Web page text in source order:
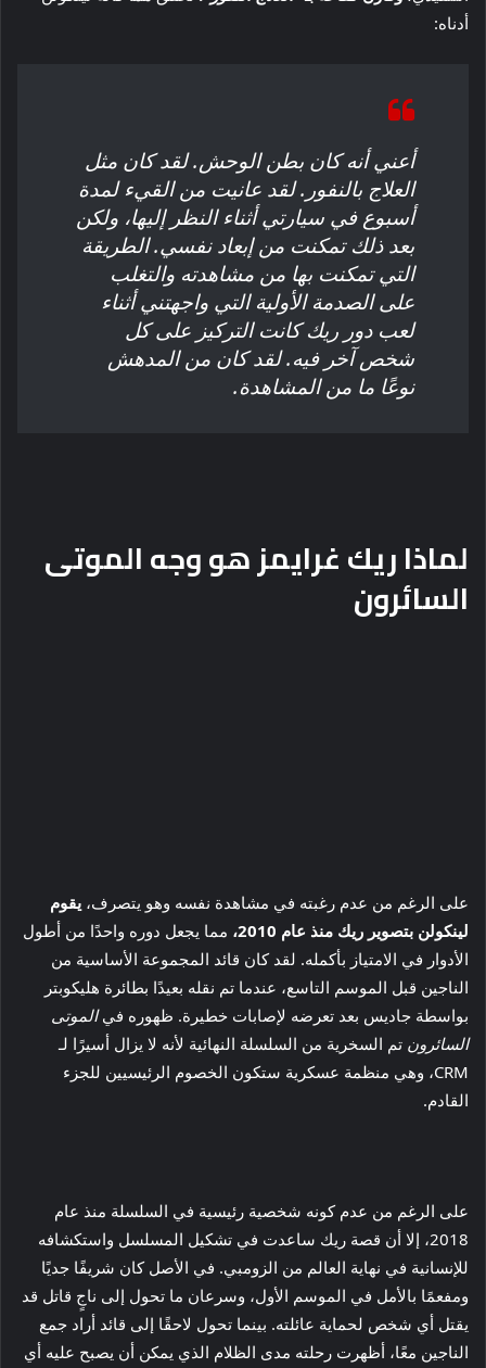
أدناه:
أعني أنه كان بطن الوحش. لقد كان مثل
العلاج بالنفور. لقد عانيت من القيء لمدة
أسبوع في سيارتي أثناء النظر إليها، ولكن
بعد ذلك تمكنت من إبعاد نفسي. الطريقة
التي تمكنت بها من مشاهدته والتغلب
على الصدمة الأولية التي واجهتني أثناء
لعب دور ريك كانت التركيز على كل
شخص آخر فيه. لقد كان من المدهش
نوعًا ما من المشاهدة.
لماذا ريك غرايمز هو وجه الموتى
السائرون
على الرغم من عدم رغبته في مشاهدة نفسه وهو يتصرف، يقوم
لينكولن بتصوير ريك منذ عام 2010،
مما يجعل دوره واحدًا من أطول
الأدوار في الامتياز بأكمله. لقد كان قائد المجموعة الأساسية من
الناجين قبل الموسم التاسع، عندما تم نقله بعيدًا بطائرة هليكوبتر
بواسطة جاديس بعد تعرضه لإصابات خطيرة. ظهوره فيالموتى
السائرون تم السخرية من السلسلة النهائية لأنه لا يزال أسيرًا لـ
CRM، وهي منظمة عسكرية ستكون الخصوم الرئيسيين للجزء
القادم.
على الرغم من عدم كونه شخصية رئيسية في السلسلة منذ عام
2018، إلا أن قصة ريك ساعدت في تشكيل المسلسل واستكشافه
للإنسانية في نهاية العالم من الزومبي. في الأصل كان شريفًا جديًا
ومفعمًا بالأمل في الموسم الأول، وسرعان ما تحول إلى ناجٍ قاتل قد
يقتل أي شخص لحماية عائلته. بينما تحول لاحقًا إلى قائد أراد جمع
الناجين معًا، أظهرت رحلته مدى الظلام الذي يمكن أن يصبح عليه أي